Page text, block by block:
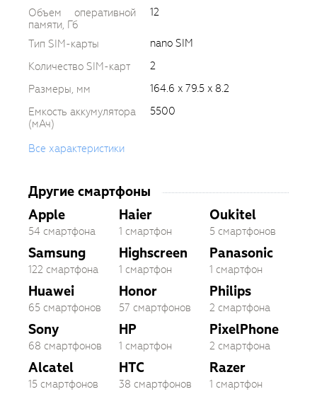
Объем оперативной
памяти, Гб
12
Тип SIM-карты
nano SIM
Количество SIM-карт
2
Размеры, мм
164.6 x 79.5 x 8.2
Емкость аккумулятора
(мАч)
5500
Все характеристики
Другие смартфоны
Apple
54 смартфона
Samsung
122 смартфона
Huawei
65 смартфонов
Sony
68 смартфонов
Alcatel
15 смартфонов
Haier
1 смартфон
Highscreen
1 смартфон
Honor
57 смартфонов
HP
1 смартфон
HTC
38 смартфонов
Oukitel
5 смартфонов
Panasonic
1 смартфон
Philips
2 смартфона
PixelPhone
2 смартфона
Razer
1 смартфон